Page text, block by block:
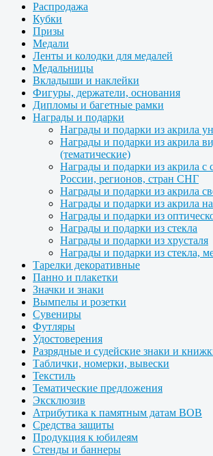
Распродажа
Кубки
Призы
Медали
Ленты и колодки для медалей
Медальницы
Вкладыши и наклейки
Фигуры, держатели, основания
Дипломы и багетные рамки
Награды и подарки
Награды и подарки из акрила
Награды и подарки из акрила
(тематические)
Награды и подарки из акрила с
России, регионов, стран СНГ
Награды и подарки из акрила
Награды и подарки из акрила на
Награды и подарки из
Награды и подарки из стекла
Награды и подарки из хрусталя
Награды и подарки из стекла,
Тарелки декоративные
Панно и плакетки
Значки и знаки
Вымпелы и розетки
Сувениры
Футляры
Удостоверения
Разрядные и судейские знаки и
Таблички, номерки, вывески
Текстиль
Тематические предложения
Эксклюзив
Атрибутика к памятным датам ВОВ
Средства защиты
Продукция к юбилеям
Стенды и баннеры